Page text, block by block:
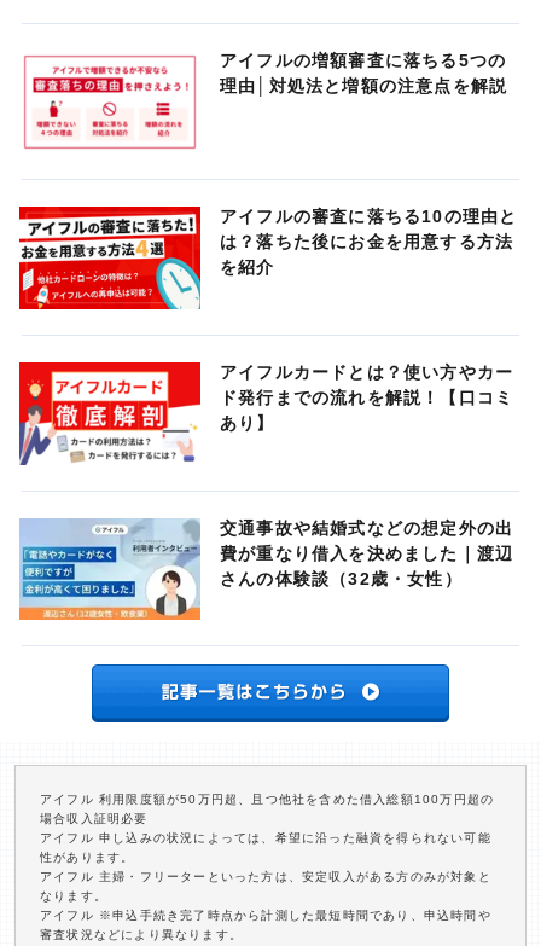
アイフルの増額審査に落ちる5つの
理由│対処法と増額の注意点を解説
アイフルの審査に落ちる10の理由と
は？落ちた後にお金を用意する方法
を紹介
アイフルカードとは？使い方やカー
ド発行までの流れを解説！【口コミ
あり】
交通事故や結婚式などの想定外の出
費が重なり借入を決めました｜渡辺
さんの体験談（32歳・女性）
アイフル 利用限度額が50万円超、且つ他社を含めた借入総額100万円超の
場合収入証明必要
アイフル 申し込みの状況によっては、希望に沿った融資を得られない可能
性があります。
アイフル 主婦・フリーターといった方は、安定収入がある方のみが対象と
なります。
アイフル ※申込手続き完了時点から計測した最短時間であり、申込時間や
審査状況などにより異なります。